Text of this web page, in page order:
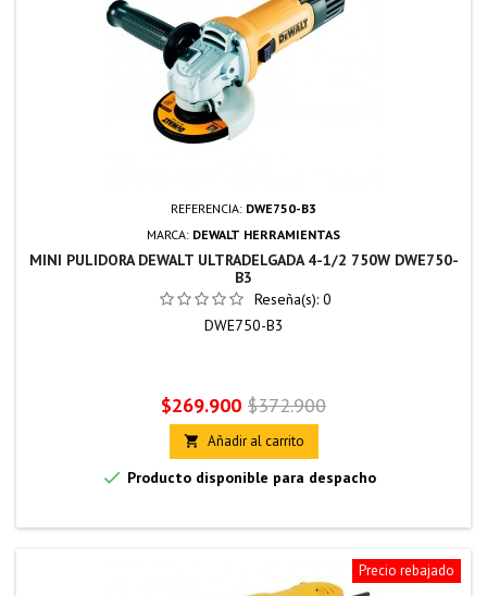
REFERENCIA: DWE750-B3
MARCA: DEWALT HERRAMIENTAS
MINI PULIDORA DEWALT ULTRADELGADA 4-1/2 750W DWE750-
B3
Reseña(s): 0
DWE750-B3
Precio
$269.900 Precio
base
$372.900
 Añadir al carrito
 Producto disponible para despacho
Precio rebajado